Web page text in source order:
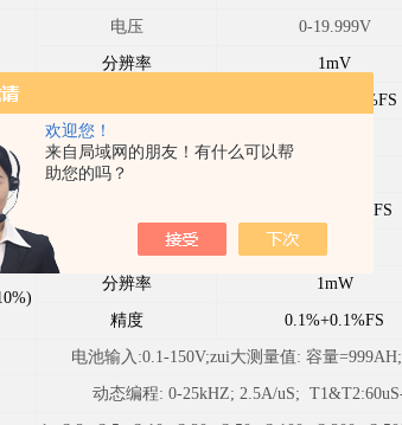
欢迎您！
来自局域网的朋友！有什么可以帮
助您的吗？
电压 0-19.999V
分辨率 1mV
0.015%+0.03%FS
分辨率
0.03%+0.05%FS
分辨率 1mW
精度 0.1%+0.1%FS
电池输入:0.1-150V;zui大测量值: 容量
动态编程: 0-25kHZ; 2.5A/uS;